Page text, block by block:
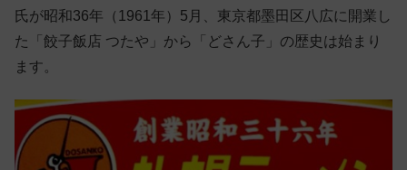
氏が昭和36年（1961年）5月、東京都墨田区八広に開業し
た「餃子飯店 つたや」から「どさん子」の歴史は始まり
ます。